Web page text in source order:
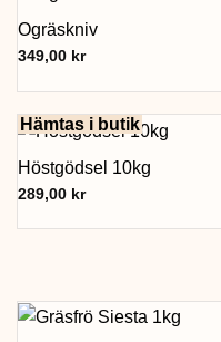
Ogräskniv
349,00 kr
Hämtas i butik
Höstgödsel 10kg
289,00 kr